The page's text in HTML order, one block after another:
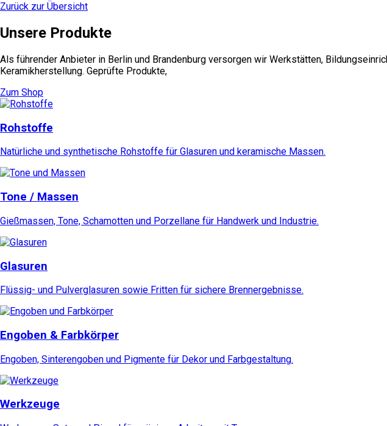
Zurück zur Übersicht
Unsere Produkte
Als führender Anbieter in Berlin und Brandenburg versorgen wir Werkstätten,
Keramikherstellung. Geprüfte Produkte,
Zum Shop
Rohstoffe
Natürliche und synthetische Rohstoffe für Glasuren und keramische Massen.
Tone / Massen
Gießmassen, Tone, Schamotten und Porzellane für Handwerk und Industrie.
Glasuren
Flüssig- und Pulverglasuren sowie Fritten für sichere Brennergebnisse.
Engoben & Farbkörper
Engoben, Sinterengoben und Pigmente für Dekor und Farbgestaltung.
Werkzeuge